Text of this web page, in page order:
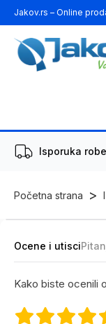
Jakov.rs – Online
Isporuka
Početna strana >
Ocene i utisci
Kako biste ocenili